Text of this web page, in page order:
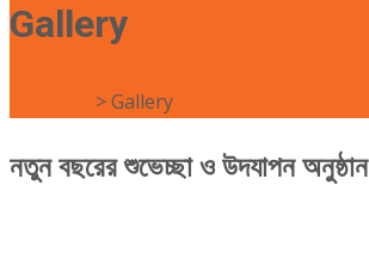
Gallery
>Gallery
নতুন বছরের শুভেচ্ছা ও উদযাপন অনুষ্ঠান